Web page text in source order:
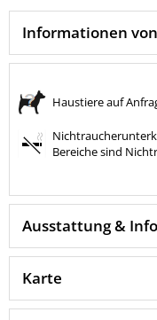
Informationen
Haustiere auf
Bereiche sind
Ausstattung &
Karte